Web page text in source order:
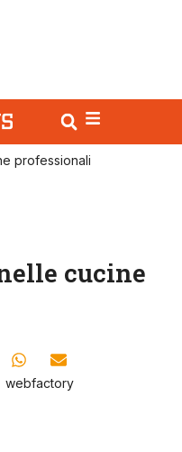
professionali
cucine
webfactory